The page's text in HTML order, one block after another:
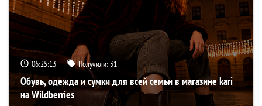
06:25:12 Получили: 31
Обувь, одежда и сумки для всей семьи в магазине kari
на Wildberries